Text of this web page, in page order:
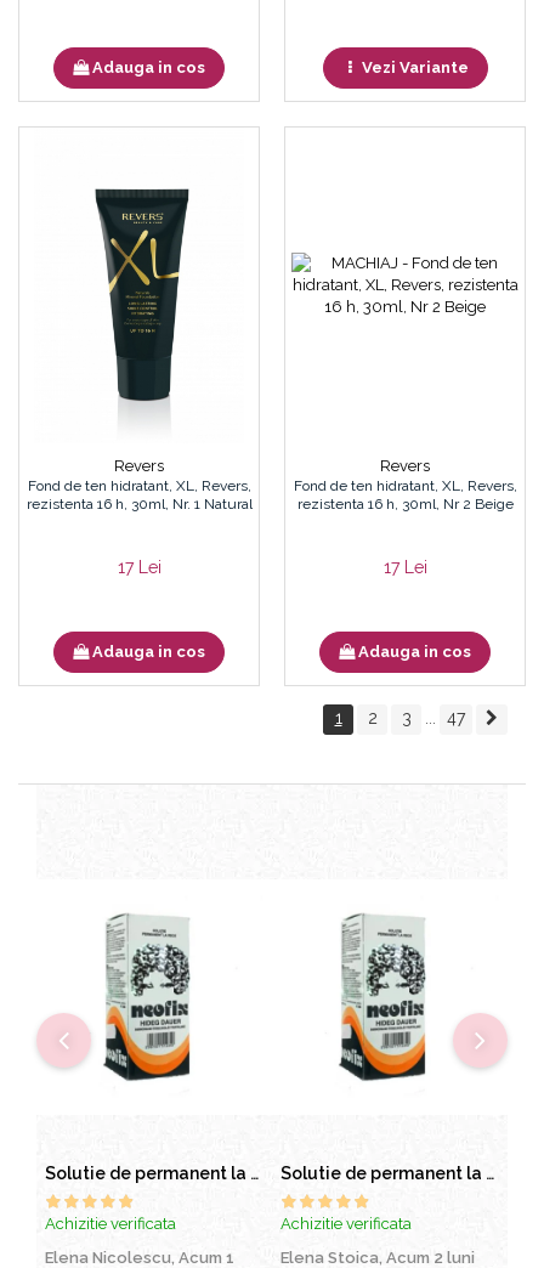
Adauga in cos Vezi Variante
Revers
Fond de ten hidratant, XL, Revers,
rezistenta 16 h, 30ml, Nr. 1 Natural
17 Lei
Adauga in cos
Revers
Fond de ten hidratant, XL, Revers,
rezistenta 16 h, 30ml, Nr 2 Beige
17 Lei
Adauga in cos
1 2 3 ... 47
Solutie de permanent la rece Neofix 100ml
Achizitie verificata
Elena Nicolescu, Acum 1
Solutie de permanent la rece Neofix 100ml
Achizitie verificata
Elena Stoica, Acum 2 luni